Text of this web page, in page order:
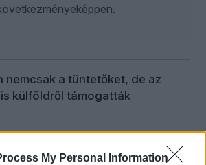
My Personal Information
nemcsak a tüntetőket, de az
külföldről támogatták
talán nem a végső, viszont